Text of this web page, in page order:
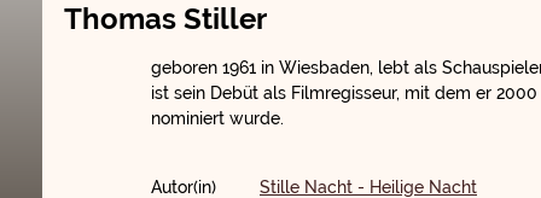
Thomas Stiller
geboren 1961 in Wiesbaden, lebt als
ist sein Debüt als Filmregisseur, mit dem er
nominiert wurde.
Autor(in) Stille Nacht - Heilige Nacht